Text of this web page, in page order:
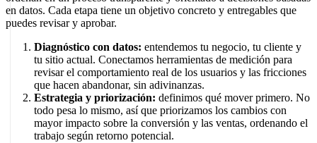
en datos. Cada etapa tiene un objetivo concreto y entregables que
puedes revisar y aprobar.
Diagnóstico con datos: entendemos tu negocio, tu cliente y
tu sitio actual. Conectamos herramientas de medición para
revisar el comportamiento real de los usuarios y las fricciones
que hacen abandonar, sin adivinanzas.
Estrategia y priorización: definimos qué mover primero. No
todo pesa lo mismo, así que priorizamos los cambios con
mayor impacto sobre la conversión y las ventas, ordenando el
trabajo según retorno potencial.